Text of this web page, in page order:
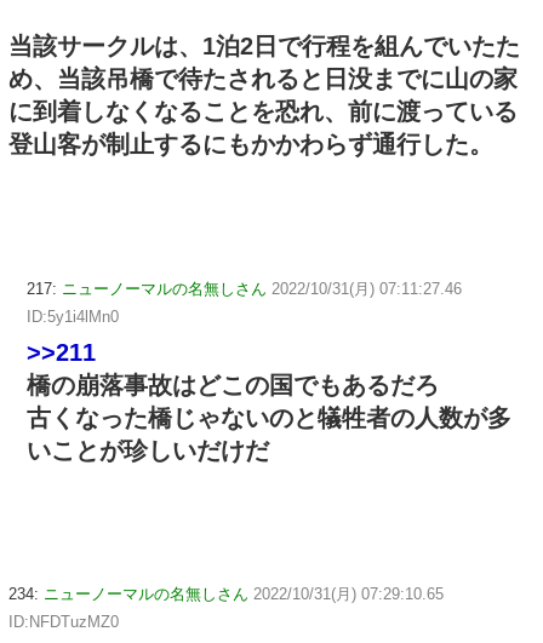
当該サークルは、1泊2日で行程を組んでいたた
め、当該吊橋で待たされると日没までに山の家
に到着しなくなることを恐れ、前に渡っている
登山客が制止するにもかかわらず通行した。
217: ニューノーマルの名無しさん 2022/10/31(月) 07:11:27.46
ID:5y1i4lMn0
>>211
橋の崩落事故はどこの国でもあるだろ
古くなった橋じゃないのと犠牲者の人数が多
いことが珍しいだけだ
234: ニューノーマルの名無しさん 2022/10/31(月) 07:29:10.65
ID:NFDTuzMZ0